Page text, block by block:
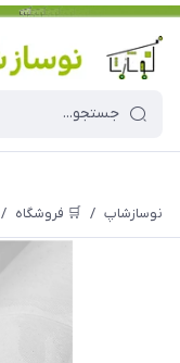
نوسازشاپ / 🛒 فروشگاه /